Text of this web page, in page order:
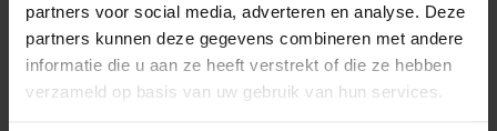
partners voor social media, adverteren en analyse. Deze
partners kunnen deze gegevens combineren met andere
informatie die u aan ze heeft verstrekt of die ze hebben
verzameld op basis van uw gebruik van hun services.
Ondanks de nadruk op duurzaamheid en milieu, doet
Wicanders Wise geen concessies aan stijl. Beschikbaar in
een breed scala aan afwerkingen en patronen – van
traditionele houtlooks tot moderne steenmotieven – biedt